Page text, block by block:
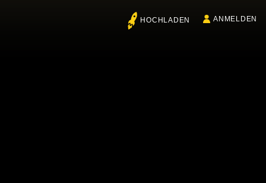
HOCHLADEN ANMELDEN